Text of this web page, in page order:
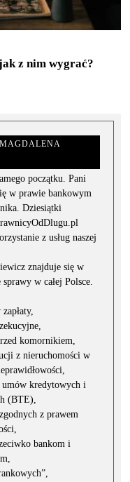
z nim wygrać?
Pledziewicz jest z
początku. Pani
w prawie bankowym
Dziesiątki
z usług naszej
znajduje się w
w całej Polsce.
komornikiem,
z nieruchomości w
umów kredytowych i
(BTE),
z prawem
bankom i